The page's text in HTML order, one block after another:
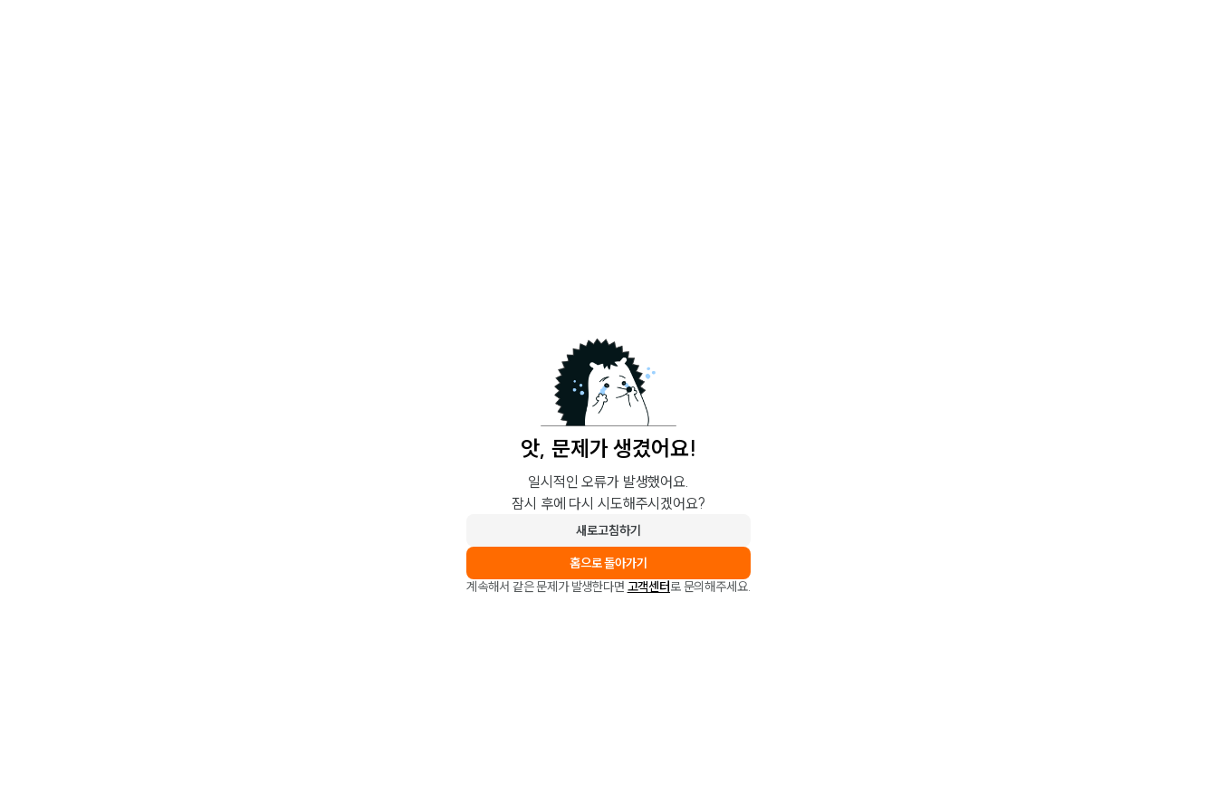
앗, 문제가 생겼어요!
일시적인 오류가 발생했어요.
잠시 후에 다시 시도해주시겠어요?
새로고침하기
홈으로 돌아가기
계속해서 같은 문제가 발생한다면 고객센터로 문의해주세요.